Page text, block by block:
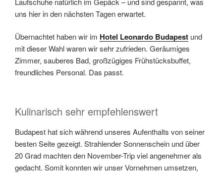
uns hier in den nächsten Tagen erwartet.
Übernachtet haben wir im Hotel Leonardo Budapest und
mit dieser Wahl waren wir sehr zufrieden. Geräumiges
Zimmer, sauberes Bad, großzügiges Frühstücksbuffet,
freundliches Personal. Das passt.
Kulinarisch sehr empfehlenswert
Budapest hat sich während unseres Aufenthalts von seiner
besten Seite gezeigt. Strahlender Sonnenschein und über
20 Grad machten den November-Trip viel angenehmer als
gedacht. Somit konnten wir unser Vornehmen umsetzen,